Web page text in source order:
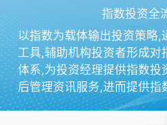
指数投资全
以指数为载体输出投资策略,
工具,辅助机构投资者形成对
体系,为投资经理提供指数投
后管理资讯服务,进而提供指